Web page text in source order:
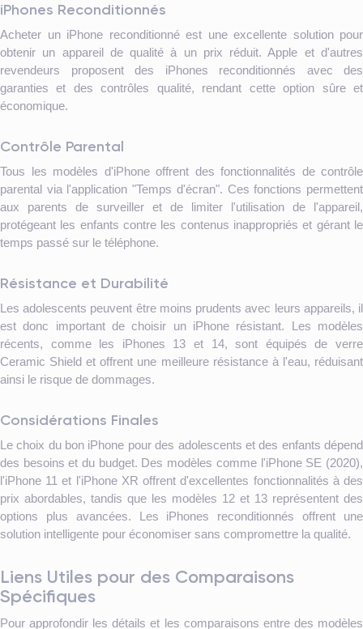
iPhones Reconditionnés
Acheter un iPhone reconditionné est une excellente solution pour
obtenir un appareil de qualité à un prix réduit. Apple et d'autres
revendeurs proposent des iPhones reconditionnés avec des
garanties et des contrôles qualité, rendant cette option sûre et
économique.
Contrôle Parental
Tous les modèles d'iPhone offrent des fonctionnalités de contrôle
parental via l'application "Temps d'écran". Ces fonctions permettent
aux parents de surveiller et de limiter l'utilisation de l'appareil,
protégeant les enfants contre les contenus inappropriés et gérant le
temps passé sur le téléphone.
Résistance et Durabilité
Les adolescents peuvent être moins prudents avec leurs appareils, il
est donc important de choisir un iPhone résistant. Les modèles
récents, comme les iPhones 13 et 14, sont équipés de verre
Ceramic Shield et offrent une meilleure résistance à l'eau, réduisant
ainsi le risque de dommages.
Considérations Finales
Le choix du bon iPhone pour des adolescents et des enfants dépend
des besoins et du budget. Des modèles comme l'iPhone SE (2020),
l'iPhone 11 et l'iPhone XR offrent d'excellentes fonctionnalités à des
prix abordables, tandis que les modèles 12 et 13 représentent des
options plus avancées. Les iPhones reconditionnés offrent une
solution intelligente pour économiser sans compromettre la qualité.
Liens Utiles pour des Comparaisons
Spécifiques
Pour approfondir les détails et les comparaisons entre des modèles